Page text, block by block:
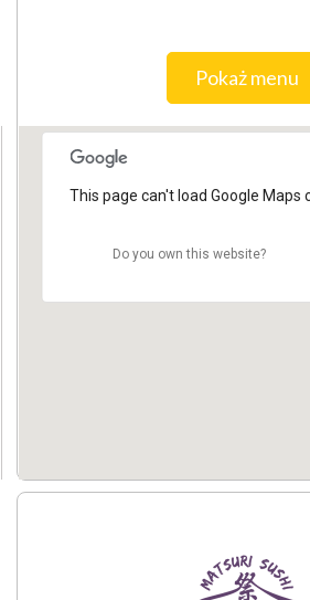
Pokaż menu
This page can't load Google Maps
Do you own this website?